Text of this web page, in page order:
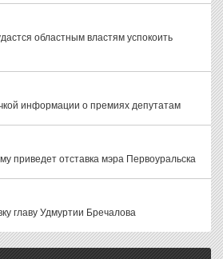
областным властям успокоить
информации о премиях депутатам
приведет отставка мэра Первоуральска
главу Удмуртии Бречалова